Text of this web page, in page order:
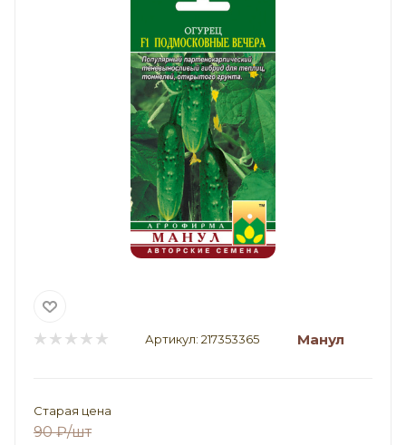
Артикул: 217353365 Манул
Старая цена
90₽/шт